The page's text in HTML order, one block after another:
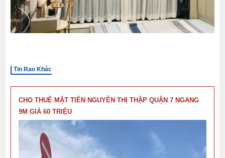
Tin Rao Khác
CHO THUÊ MẶT TIỀN NGUYỄN THỊ THẬP QUẬN 7 NGANG
9M GIÁ 60 TRIỆU